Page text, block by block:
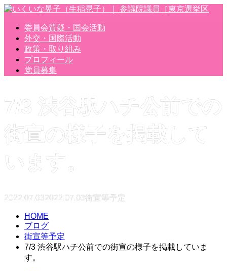
委員会質疑・国会活動
外交・国際活動
政策・取り組み
プロフィール
党員募集
7/3 渋谷駅ハチ公前での
街宣の様子を掲載して
います。
2022.07.032022.07.03街宣等予定
HOME
ブログ
街宣等予定
7/3 渋谷駅ハチ公前での街宣の様子を掲載していま
す。